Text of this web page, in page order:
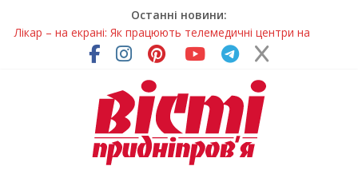
Останні новини:
Лікар – на екрані: Як працюють телемедичні центри на
Дніпропетровщині
У Дніпрі триває масштабна підготовка до опалювального
Пошуки тривають: на Дніпропетровщині досліджують місце
розташування легендарного монастиря (Фото)
Ветерани Дніпропетровщини отримують шанс на власне